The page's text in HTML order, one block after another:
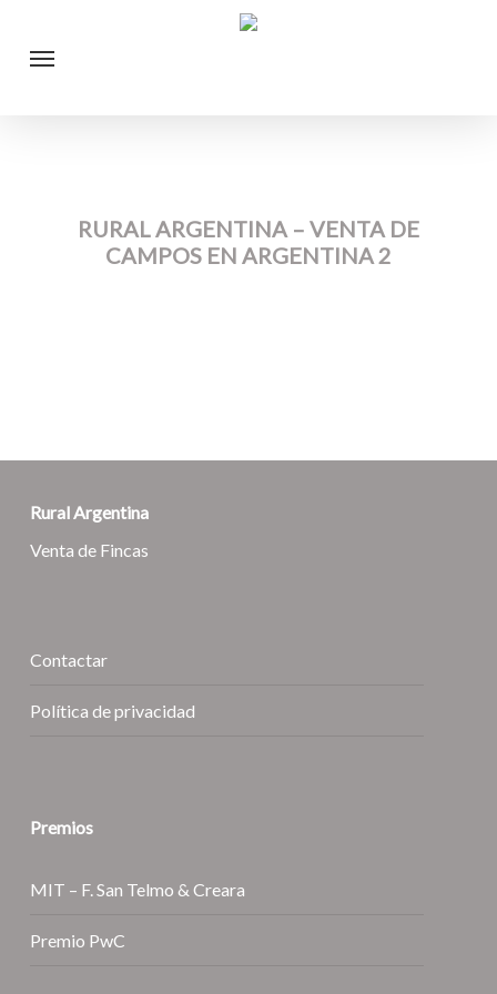
Menu
RURAL ARGENTINA – VENTA DE
CAMPOS EN ARGENTINA 2
Rural Argentina
Venta de Fincas
Contactar
Política de privacidad
Premios
MIT – F. San Telmo & Creara
Premio PwC